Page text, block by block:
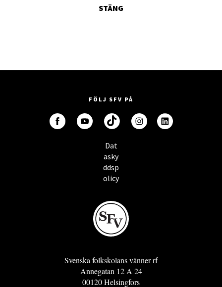
STÄNG
FÖLJ SFV PÅ
Dat
asky
ddsp
olicy
Svenska folkskolans vänner rf
Annegatan 12 A 24
00120 Helsingfors